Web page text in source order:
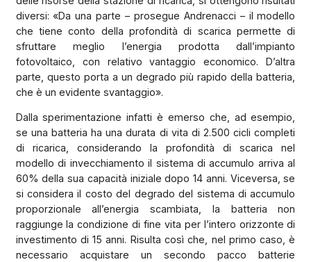
diversi: «Da una parte – prosegue Andrenacci – il modello
che tiene conto della profondità di scarica permette di
sfruttare meglio l’energia prodotta dall’impianto
fotovoltaico, con relativo vantaggio economico. D’altra
parte, questo porta a un degrado più rapido della batteria,
che è un evidente svantaggio».
Dalla sperimentazione infatti è emerso che, ad esempio,
se una batteria ha una durata di vita di 2.500 cicli completi
di ricarica, considerando la profondità di scarica nel
modello di invecchiamento il sistema di accumulo arriva al
60% della sua capacità iniziale dopo 14 anni. Viceversa, se
si considera il costo del degrado del sistema di accumulo
proporzionale all’energia scambiata, la batteria non
raggiunge la condizione di fine vita per l’intero orizzonte di
investimento di 15 anni. Risulta così che, nel primo caso, è
necessario acquistare un secondo pacco batterie